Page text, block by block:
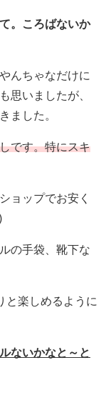
。ころばないか
んちゃなだけに
思いましたが、
ました。
です。特にスキ
ョップでお安く
の手袋、靴下な
と楽しめるように
ないかなと～と